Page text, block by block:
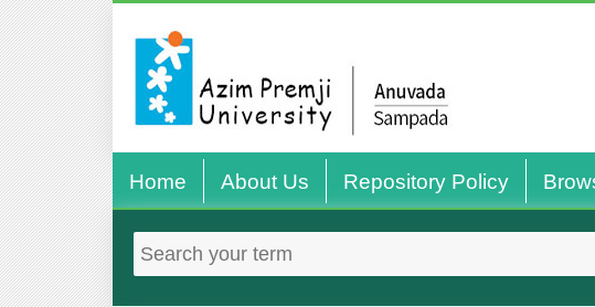
Home About Us Repository Policy